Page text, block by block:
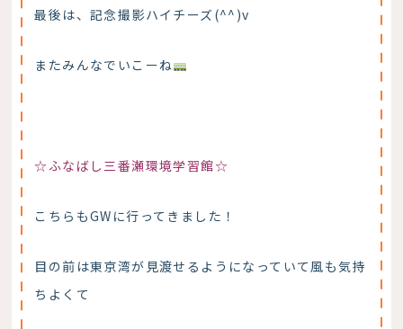
最後は、記念撮影ハイチーズ(^^)v
またみんなでいこーね
☆ふなばし三番瀬環境学習館☆
こちらもGWに行ってきました！
目の前は東京湾が見渡せるようになっていて風も気持
ちよくて